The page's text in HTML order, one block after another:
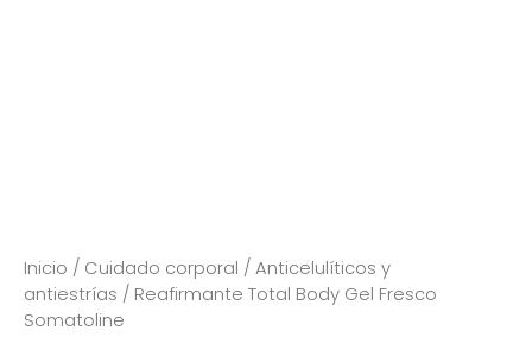
Inicio / Cuidado corporal / Anticelulíticos y
antiestrías / Reafirmante Total Body Gel Fresco
Somatoline